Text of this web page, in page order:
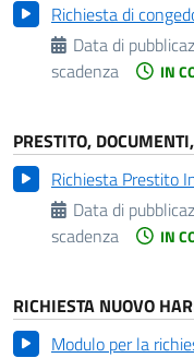
Richiesta di
Data di
scadenza
IN
PRESTITO,
Richiesta Prestito
Data di
scadenza
IN
RICHIESTA NUOVO
Modulo per la